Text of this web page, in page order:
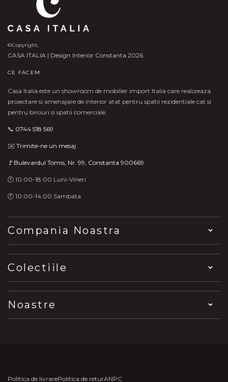
©Copyright,
CASA ITALIA | Design Interior Constanta 2026
CE FACEM
Casa Italia este un showroom de mobilier import Italia care realizeaza
proiectare si amenajare de interior atat pentru spatii rezidentiale cat si
pentru birouri si spatii comerciale.
📞 0744 518 569
✉️ Trimite-ne un mesaj
🚩Bulevardul Tomis, Nr. 99, Constanta 900669
🕛 10:00-18:00 Luni-Vineri
🕛 10:00-14:00 Sambata
Compania Noastra
Colectiile
Noastre
Politica de livrarePolitica de returANPC